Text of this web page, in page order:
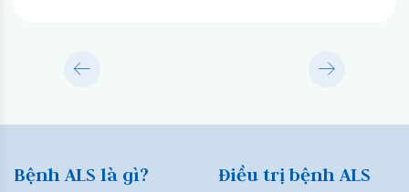
Bệnh ALS là gì? Điều trị bệnh ALS